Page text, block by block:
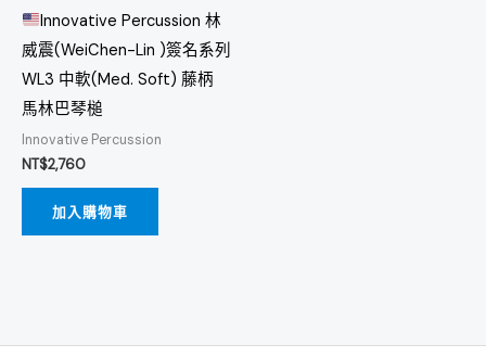
Innovative Percussion 林
威震(WeiChen-Lin )簽名系列
WL3 中軟(Med. Soft) 藤柄
馬林巴琴槌
Innovative Percussion
NT$2,760
加入購物車